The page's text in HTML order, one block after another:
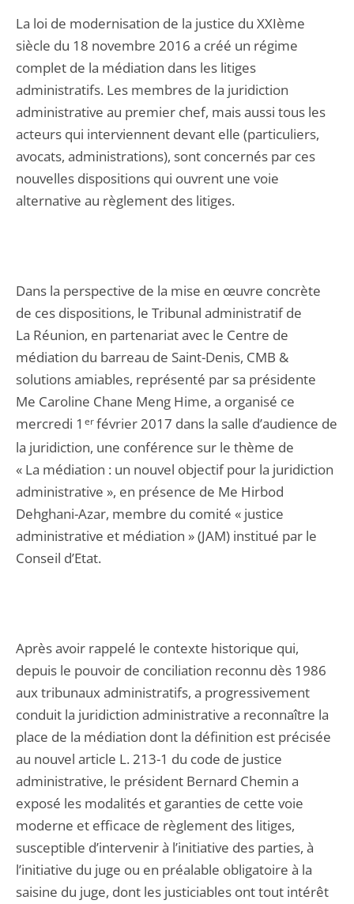
La loi de modernisation de la justice du XXIème
siècle du 18 novembre 2016 a créé un régime
complet de la médiation dans les litiges
administratifs. Les membres de la juridiction
administrative au premier chef, mais aussi tous les
acteurs qui interviennent devant elle (particuliers,
avocats, administrations), sont concernés par ces
nouvelles dispositions qui ouvrent une voie
alternative au règlement des litiges.
Dans la perspective de la mise en œuvre concrète
de ces dispositions, le Tribunal administratif de
La Réunion, en partenariat avec le Centre de
médiation du barreau de Saint-Denis, CMB &
solutions amiables, représenté par sa présidente
Me Caroline Chane Meng Hime, a organisé ce
mercredi 1 erfévrier 2017 dans la salle d’audience de
la juridiction, une conférence sur le thème de
« La médiation : un nouvel objectif pour la juridiction
administrative », en présence de Me Hirbod
Dehghani-Azar, membre du comité « justice
administrative et médiation » (JAM) institué par le
Conseil d’Etat.
Après avoir rappelé le contexte historique qui,
depuis le pouvoir de conciliation reconnu dès 1986
aux tribunaux administratifs, a progressivement
conduit la juridiction administrative a reconnaître la
place de la médiation dont la définition est précisée
au nouvel article L. 213-1 du code de justice
administrative, le président Bernard Chemin a
exposé les modalités et garanties de cette voie
moderne et efficace de règlement des litiges,
susceptible d’intervenir à l’initiative des parties, à
l’initiative du juge ou en préalable obligatoire à la
saisine du juge, dont les justiciables ont tout intérêt